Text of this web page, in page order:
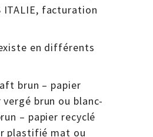
ITALIE, facturation
en différents
brun – papier
brun ou blanc-
– papier recyclé
plastifié mat ou